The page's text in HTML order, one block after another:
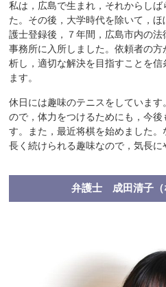
私は，広島で生まれ，それからし
た。その後，大学時代を除いて，
護士登録後，７年間，広島市内の
事務所に入所しました。依頼者の
析し，適切な解決を目指すことを
ます。
休日には趣味のテニスをしていま
ので，体力をつけるためにも，今
す。また，最近将棋を始めました。
長く続けられる趣味なので，気長に
弁護士 成田清子（